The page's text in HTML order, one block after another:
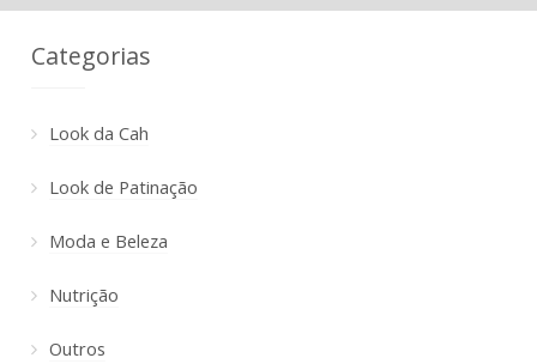
Categorias
Look da Cah
Look de Patinação
Moda e Beleza
Nutrição
Outros